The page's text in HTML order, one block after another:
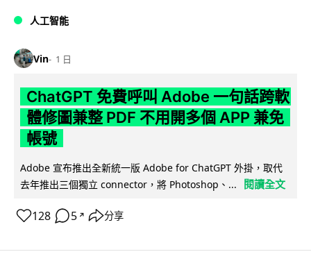
人工智能
Vin 1 日
ChatGPT 免費呼叫 Adobe 一句話跨軟
體修圖兼整 PDF 不用開多個 APP 兼免
帳號
Adobe 宣布推出全新統一版 Adobe for ChatGPT 外掛，取代
去年推出三個獨立 connector，將 Photoshop、...
閱讀全文
128 5 ↗ 分享